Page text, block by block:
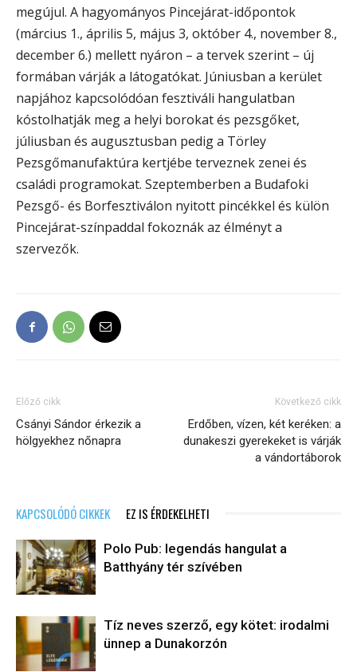
megújul. A hagyományos Pincejárat-időpontok
(március 1., április 5, május 3, október 4., november 8.,
december 6.) mellett nyáron – a tervek szerint – új
formában várják a látogatókat. Júniusban a kerület
napjához kapcsolódóan fesztiváli hangulatban
kóstolhatják meg a helyi borokat és pezsgőket,
júliusban és augusztusban pedig a Törley
Pezsgőmanufaktúra kertjébe terveznek zenei és
családi programokat. Szeptemberben a Budafoki
Pezsgő- és Borfesztiválon nyitott pincékkel és külön
Pincejárat-színpaddal fokoznák az élményt a
szervezők.
Előző cikk
Csányi Sándor érkezik a
hölgyekhez nőnapra
Következő cikk
Erdőben, vízen, két keréken: a
dunakeszi gyerekeket is várják
a vándortáborok
KAPCSOLÓDÓ CIKKEK EZ IS ÉRDEKELHETI
Polo Pub: legendás hangulat a
Batthyány tér szívében
Tíz neves szerző, egy kötet: irodalmi
ünnep a Dunakorzón